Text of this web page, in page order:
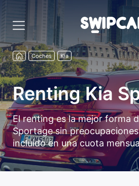
Coches Kia
Renting Kia
El renting es la mejor forma
Sportage sin
incluido en una cuota